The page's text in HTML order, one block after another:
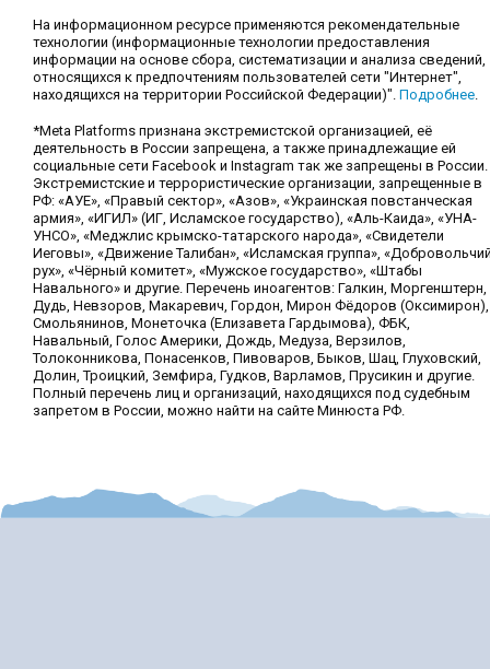
На информационном ресурсе применяются рекомендательные
технологии (информационные технологии предоставления
информации на основе сбора, систематизации и анализа сведений,
относящихся к предпочтениям пользователей сети "Интернет",
находящихся на территории Российской Федерации)". Подробнее.
*Meta Platforms признана экстремистской организацией, её
деятельность в России запрещена, а также принадлежащие ей
социальные сети Facebook и Instagram так же запрещены в России.
Экстремистские и террористические организации, запрещенные в
РФ: «АУЕ», «Правый сектор», «Азов», «Украинская повстанческая
армия», «ИГИЛ» (ИГ, Исламское государство), «Аль-Каида», «УНА-
УНСО», «Меджлис крымско-татарского народа», «Свидетели
Иеговы», «Движение Талибан», «Исламская группа»,
рух», «Чёрный комитет», «Мужское государство», «Штабы
Навального» и другие. Перечень иноагентов: Галкин, Моргенштерн,
Дудь, Невзоров, Макаревич, Гордон, Мирон Фёдоров (Оксимирон),
Смольянинов, Монеточка (Елизавета Гардымова), ФБК,
Навальный, Голос Америки, Дождь, Медуза, Верзилов,
Толоконникова, Понасенков, Пивоваров, Быков, Шац, Глуховский,
Долин, Троицкий, Земфира, Гудков, Варламов, Прусикин и другие.
Полный перечень лиц и организаций, находящихся под судебным
запретом в России, можно найти на сайте Минюста РФ.